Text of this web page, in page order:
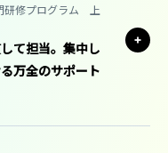
研修プログラム 上
て担当。集中し
万全のサポート